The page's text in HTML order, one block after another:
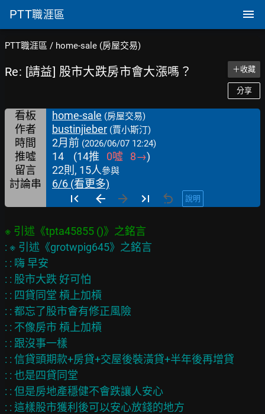
PTT職涯區
PTT職涯區 / home-sale (房屋交易)
Re: [請益] 股市大跌房市會大漲嗎？ ＋收藏
分享
看板 home-sale (房屋交易)
作者 bustinjieber (賈小斯汀)
時間 2月前 (2026/06/07 12:24)
推噓 14 (14推 0噓 8→)
留言
22則, 15人參與
討論串 6/6 (看更多)
說明
※ 引述《tpta45855 ()》之銘言
: ※ 引述《grotwpig645》之銘言
: : 嗨 早安
: : 股市大跌 好可怕
: : 四貸同堂 槓上加槓
: : 都忘了股市會有修正風險
: : 不像房市 槓上加槓
: : 跟沒事一樣
: : 信貸頭期款+房貸+交屋後裝潢貸+半年後再增貸
: : 也是四貸同堂
: : 但是房地產穩健不會跌讓人安心
: : 這樣股市獲利後可以安心放錢的地方